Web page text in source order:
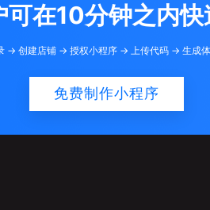
在10分钟之内
-> 创建店铺 -> 授权小程序 -> 上传代码 -> 生成
免费制作小程序